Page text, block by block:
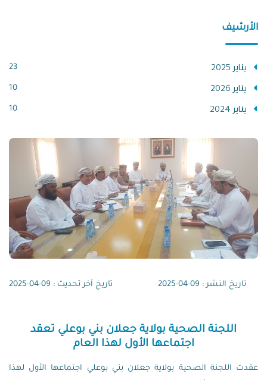
الأرشيف
يناير 2025 23
يناير 2026 10
يناير 2024 10
تاريخ النشر : 09-04-2025 تاريخ آخر تحديث : 09-04-2025
اللجنة الصحية بولاية جعلان بني بوعلي تعقد
اجتماعها الأول لهذا العام
عقدت اللجنة الصحية بولاية جعلان بني بوعلي اجتماعها الأول لهذا